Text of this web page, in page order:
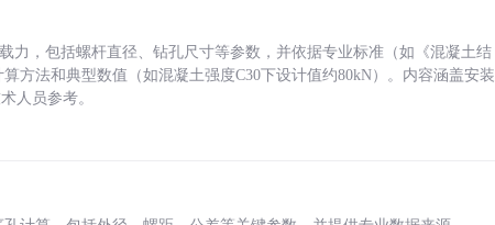
力，包括螺杆直径、钻孔尺寸等参数，并依据专业标准（如《混凝土结
方法和典型数值（如混凝土强度C30下设计值约80kN）。内容涵盖安装
人员参考。